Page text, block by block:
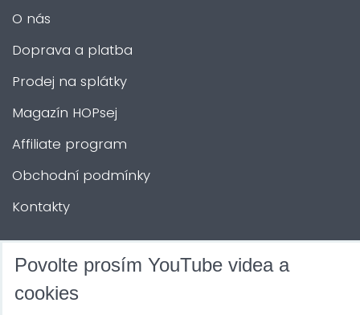
O nás
Doprava a platba
Prodej na splátky
Magazín HOPsej
Affiliate program
Obchodní podmínky
Kontakty
DALŠÍ SLUŽBY
Povolte prosím YouTube videa a
cookies